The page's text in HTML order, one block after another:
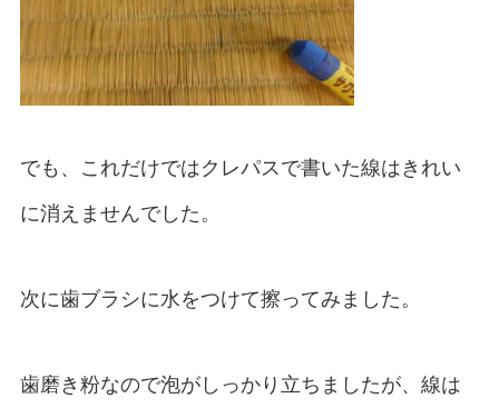
でも、これだけではクレパスで書いた線はきれい
に消えませんでした。
次に歯ブラシに水をつけて擦ってみました。
歯磨き粉なので泡がしっかり立ちましたが、線は